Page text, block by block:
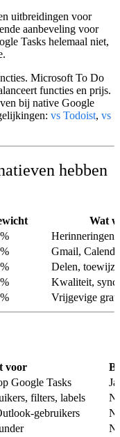
uitbreidingen voor
aanbeveling voor
Tasks helemaal niet,
Microsoft To Do
functies en prijs.
bij native Google
vs Todoist, vs
hebben
Wat
Herinneringen,
Gmail,
Delen,
Kwaliteit,
Vrijgevige
voor
Google Tasks
filters, labels
gebruikers